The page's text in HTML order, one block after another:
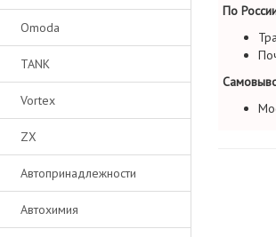
Omoda
TANK
Vortex
ZX
Автопринадлежности
Автохимия
По